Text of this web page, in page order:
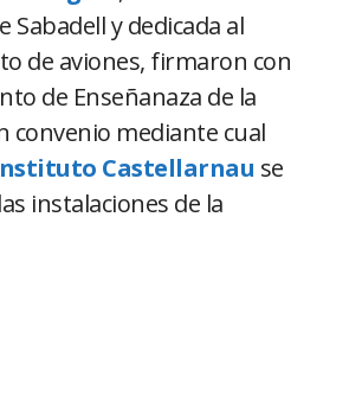
y dedicada al
de aviones, firmaron con
de Enseñanaza de la
convenio mediante cual
Castellarnau se
instalaciones de la